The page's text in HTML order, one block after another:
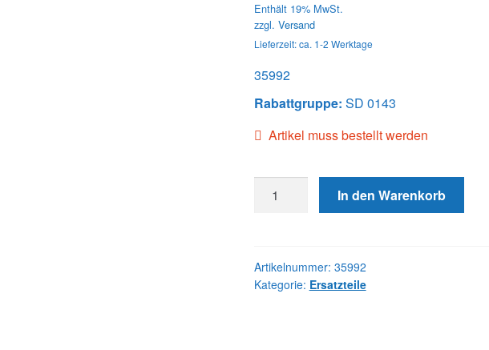
Enthält 19% MwSt.
zzgl. Versand
Lieferzeit: ca. 1-2 Werktage
35992
Rabattgruppe: SD 0143
Artikel muss bestellt werden
SHIM,
TIMING
Menge
In den Warenkorb
Artikelnummer: 35992
Kategorie: Ersatzteile